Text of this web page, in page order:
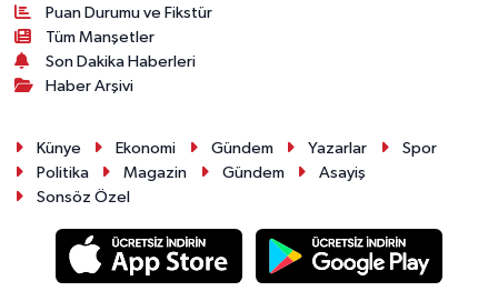
Puan Durumu ve Fikstür
Tüm Manşetler
Son Dakika Haberleri
Haber Arşivi
Künye Ekonomi Gündem Yazarlar
Spor
Politika
Magazin Gündem
Asayiş
Sonsöz Özel